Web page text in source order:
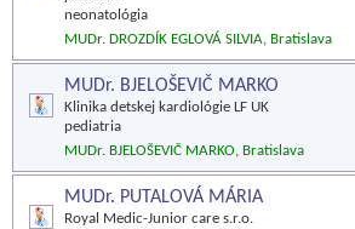
neonatológia
MUDr. DROZDÍK EGLOVÁ SILVIA, Bratislava
MUDr. BJELOŠEVIČ MARKO
Klinika detskej kardiológie LF UK
pediatria
MUDr. BJELOŠEVIČ MARKO, Bratislava
MUDr. PUTALOVÁ MÁRIA
Royal Medic-Junior care s.r.o.